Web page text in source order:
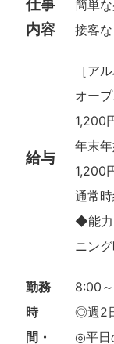
仕事
内容
簡単
接客
給与
［ア
オー
1,200
年末
1,200
通常
◆能力
ニン
勤務
時
間・
8:00
◎週2
◎平日